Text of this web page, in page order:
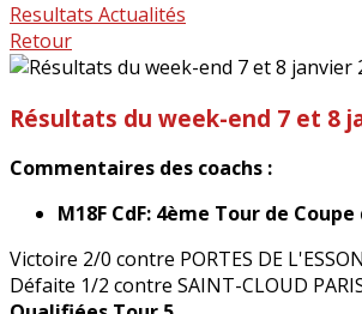
Resultats Actualités
Retour
Résultats du week-end 7 et 8
Commentaires des coachs :
M18F CdF: 4ème Tour de Coupe
Victoire 2/0 contre PORTES DE
Défaite 1/2 contre SAINT-CLOUD